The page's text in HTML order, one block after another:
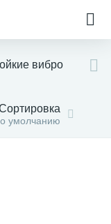
вибро
умолчанию